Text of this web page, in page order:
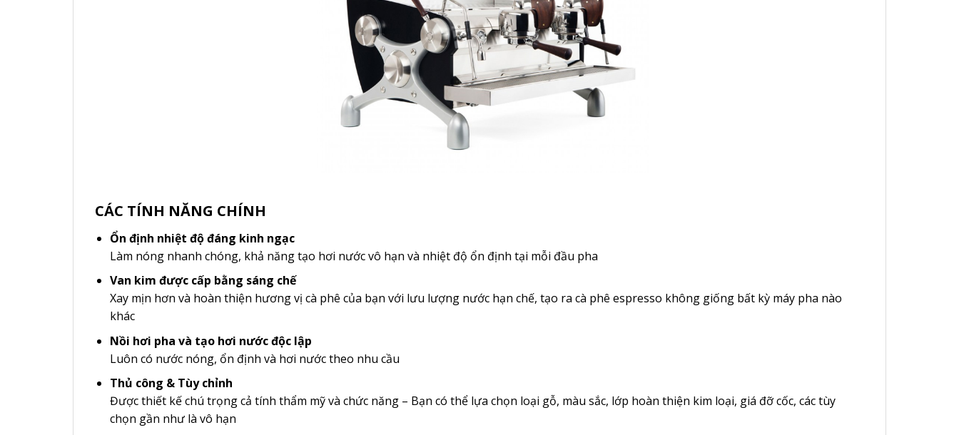
CÁC TÍNH NĂNG CHÍNH
Ổn định nhiệt độ đáng kinh ngạc
Làm nóng nhanh chóng, khả năng tạo hơi nước vô hạn và nhiệt độ ổn định tại mỗi đầu pha
Van kim được cấp bằng sáng chế
Xay mịn hơn và hoàn thiện hương vị cà phê của bạn với lưu lượng nước hạn chế, tạo ra cà phê espresso không giống bất kỳ máy pha nào
khác
Nồi hơi pha và tạo hơi nước độc lập
Luôn có nước nóng, ổn định và hơi nước theo nhu cầu
Thủ công & Tùy chỉnh
Được thiết kế chú trọng cả tính thẩm mỹ và chức năng – Bạn có thể lựa chọn loại gỗ, màu sắc, lớp hoàn thiện kim loại, giá đỡ cốc, các tùy
chọn gần như là vô hạn